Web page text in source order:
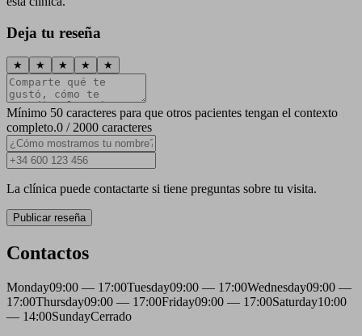
Deja tu reseña
★ ★ ★ ★ ★
Mínimo 50 caracteres para que otros pacientes tengan el contexto
completo.0 / 2000 caracteres
La clínica puede contactarte si tiene preguntas sobre tu visita.
Publicar reseña
Contactos
Monday09:00 — 17:00Tuesday09:00 — 17:00Wednesday09:00 —
17:00Thursday09:00 — 17:00Friday09:00 — 17:00Saturday10:00
— 14:00SundayCerrado